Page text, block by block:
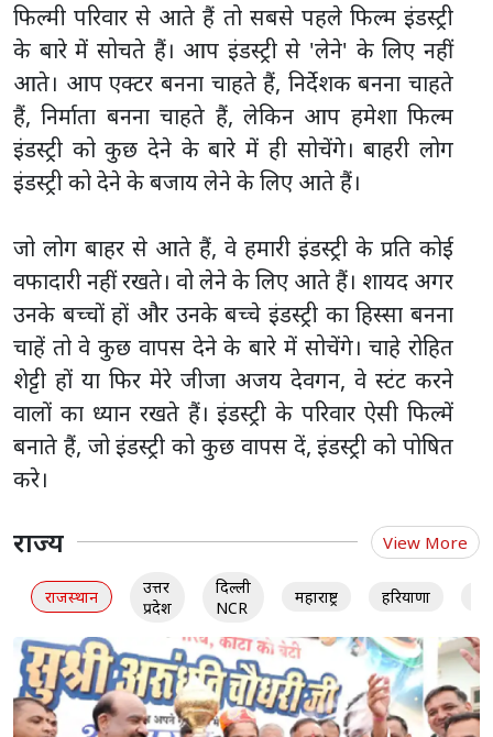
फिल्मी परिवार से आते हैं तो सबसे पहले फिल्म इंडस्ट्री
के बारे में सोचते हैं। आप इंडस्ट्री से 'लेने' के लिए नहीं
आते। आप एक्टर बनना चाहते हैं, निर्देशक बनना चाहते
हैं, निर्माता बनना चाहते हैं, लेकिन आप हमेशा फिल्म
इंडस्ट्री को कुछ देने के बारे में ही सोचेंगे। बाहरी लोग
इंडस्ट्री को देने के बजाय लेने के लिए आते हैं।
जो लोग बाहर से आते हैं, वे हमारी इंडस्ट्री के प्रति कोई
वफादारी नहीं रखते। वो लेने के लिए आते हैं। शायद अगर
उनके बच्चों हों और उनके बच्चे इंडस्ट्री का हिस्सा बनना
चाहें तो वे कुछ वापस देने के बारे में सोचेंगे। चाहे रोहित
शेट्टी हों या फिर मेरे जीजा अजय देवगन, वे स्टंट करने
वालों का ध्यान रखते हैं। इंडस्ट्री के परिवार ऐसी फिल्में
बनाते हैं, जो इंडस्ट्री को कुछ वापस दें, इंडस्ट्री को पोषित
करे।
राज्य View More
राजस्थान
उत्तर
प्रदेश
दिल्ली
NCR
महाराष्ट्र हरियाणा